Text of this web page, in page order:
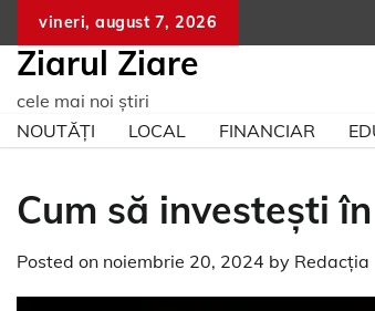
content
vineri, august 7, 2026
Ziarul Ziare
cele mai noi știri
NOUTĂȚI
LOCAL FINANCIAR
Cum să investești
Posted on noiembrie 20, 2024 by Redacția